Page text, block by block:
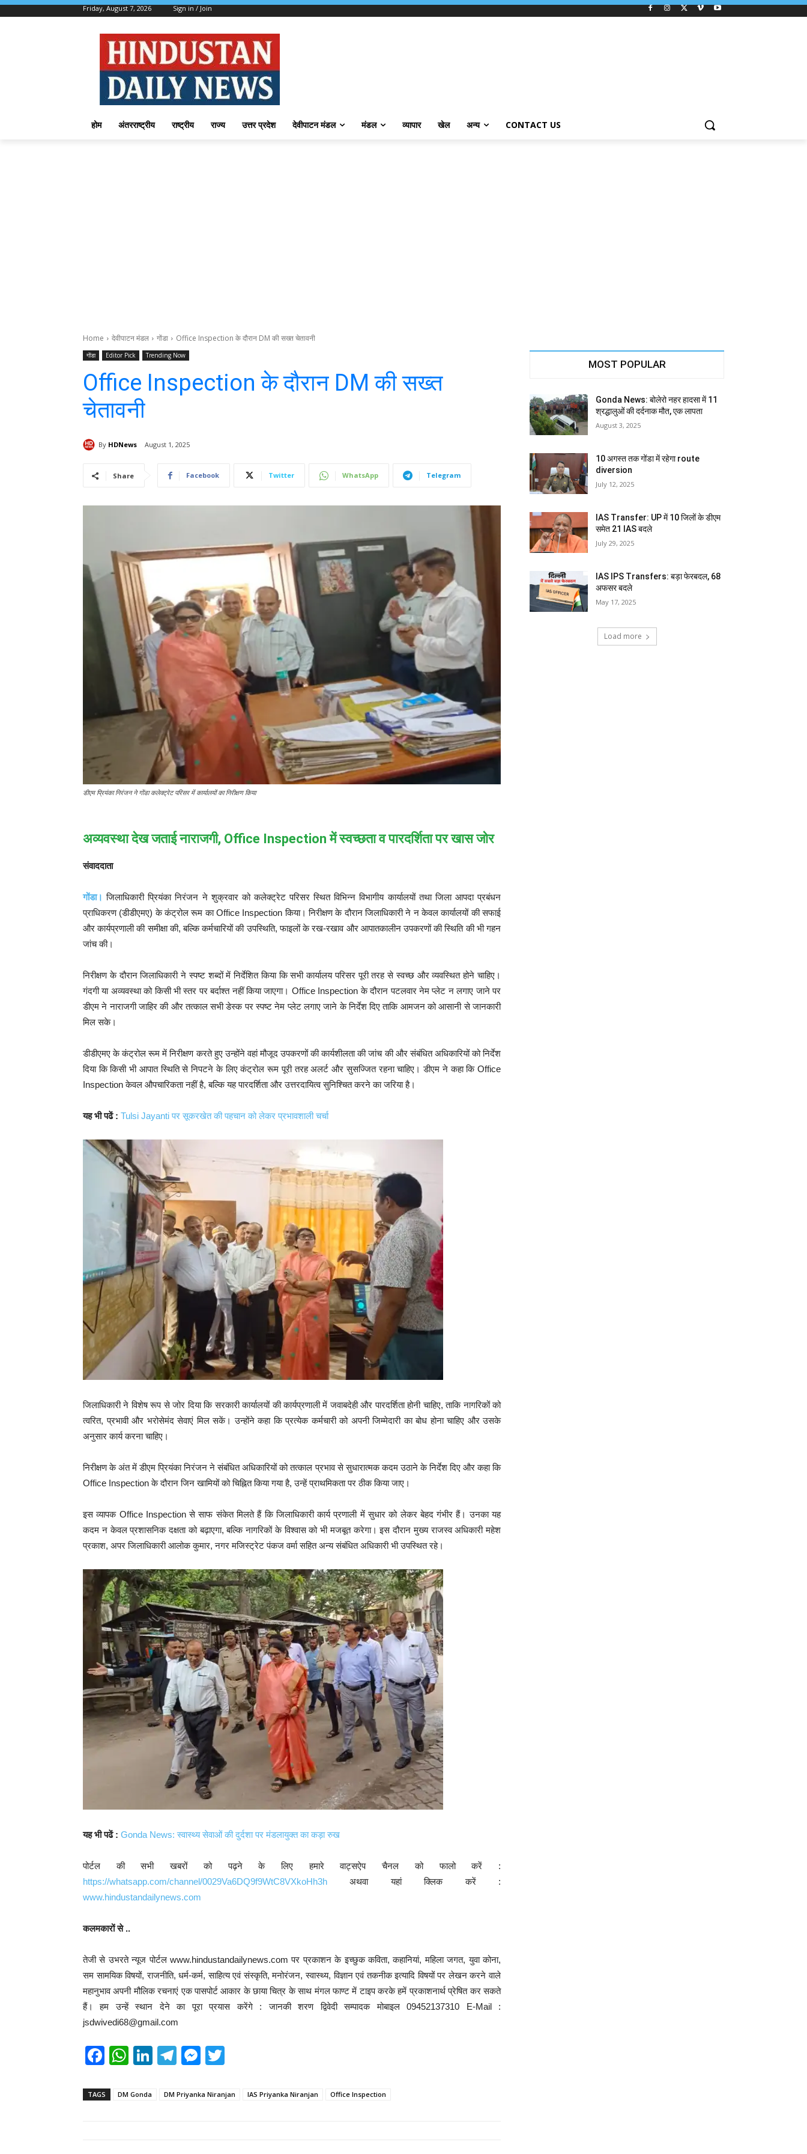
Friday, August 7, 2026 Sign in / Join
होम अंतरराष्ट्रीय राष्ट्रीय राज्य उत्तर प्रदेश देवीपाटन मंडल मंडल व्यापार खेल अन्य CONTACT US
Home देवीपाटन मंडल गोंडा Office Inspection के दौरान DM की सख्त चेतावनी
गोंडा Editor Pick Trending Now
Office Inspection के दौरान DM की सख्त
चेतावनी
By HDNews August 1, 2025
Share Facebook Twitter WhatsApp Telegram
डीएम प्रियंका निरंजन ने गोंडा कलेक्ट्रेट परिसर में कार्यालयों का निरीक्षण किया
अव्यवस्था देख जताई नाराजगी, Office Inspection में स्वच्छता व पारदर्शिता पर खास जोर
संवाददाता
गोंडा। जिलाधिकारी प्रियंका निरंजन ने शुक्रवार को कलेक्ट्रेट परिसर स्थित विभिन्न विभागीय कार्यालयों तथा जिला आपदा प्रबंधन
प्राधिकरण (डीडीएमए) के कंट्रोल रूम का Office Inspection किया। निरीक्षण के दौरान जिलाधिकारी ने न केवल कार्यालयों की सफाई
और कार्यप्रणाली की समीक्षा की, बल्कि कर्मचारियों की उपस्थिति, फाइलों के रख-रखाव और आपातकालीन उपकरणों की स्थिति की भी गहन
जांच की।
निरीक्षण के दौरान जिलाधिकारी ने स्पष्ट शब्दों में निर्देशित किया कि सभी कार्यालय परिसर पूरी तरह से स्वच्छ और व्यवस्थित होने चाहिए।
गंदगी या अव्यवस्था को किसी भी स्तर पर बर्दाश्त नहीं किया जाएगा। Office Inspection के दौरान पटलवार नेम प्लेट न लगाए जाने पर
डीएम ने नाराजगी जाहिर की और तत्काल सभी डेस्क पर स्पष्ट नेम प्लेट लगाए जाने के निर्देश दिए ताकि आमजन को आसानी से जानकारी
मिल सके।
डीडीएमए के कंट्रोल रूम में निरीक्षण करते हुए उन्होंने वहां मौजूद उपकरणों की कार्यशीलता की जांच की और संबंधित अधिकारियों को निर्देश
दिया कि किसी भी आपात स्थिति से निपटने के लिए कंट्रोल रूम पूरी तरह अलर्ट और सुसज्जित रहना चाहिए। डीएम ने कहा कि Office
Inspection केवल औपचारिकता नहीं है, बल्कि यह पारदर्शिता और उत्तरदायित्व सुनिश्चित करने का जरिया है।
यह भी पढें : Tulsi Jayanti पर सूकरखेत की पहचान को लेकर प्रभावशाली चर्चा
जिलाधिकारी ने विशेष रूप से जोर दिया कि सरकारी कार्यालयों की कार्यप्रणाली में जवाबदेही और पारदर्शिता होनी चाहिए, ताकि नागरिकों को
त्वरित, प्रभावी और भरोसेमंद सेवाएं मिल सकें। उन्होंने कहा कि प्रत्येक कर्मचारी को अपनी जिम्मेदारी का बोध होना चाहिए और उसके
अनुसार कार्य करना चाहिए।
निरीक्षण के अंत में डीएम प्रियंका निरंजन ने संबंधित अधिकारियों को तत्काल प्रभाव से सुधारात्मक कदम उठाने के निर्देश दिए और कहा कि
Office Inspection के दौरान जिन खामियों को चिह्नित किया गया है, उन्हें प्राथमिकता पर ठीक किया जाए।
इस व्यापक Office Inspection से साफ संकेत मिलते हैं कि जिलाधिकारी कार्य प्रणाली में सुधार को लेकर बेहद गंभीर हैं। उनका यह
कदम न केवल प्रशासनिक दक्षता को बढ़ाएगा, बल्कि नागरिकों के विश्वास को भी मजबूत करेगा। इस दौरान मुख्य राजस्व अधिकारी महेश
प्रकाश, अपर जिलाधिकारी आलोक कुमार, नगर मजिस्ट्रेट पंकज वर्मा सहित अन्य संबंधित अधिकारी भी उपस्थित रहे।
यह भी पढें : Gonda News: स्वास्थ्य सेवाओं की दुर्दशा पर मंडलायुक्त का कड़ा रुख
पोर्टल की सभी खबरों को पढ़ने के लिए हमारे वाट्सऐप चैनल को फालो करें :
https://whatsapp.com/channel/0029Va6DQ9f9WtC8VXkoHh3h अथवा यहां क्लिक करें :
www.hindustandailynews.com
कलमकारों से ..
तेजी से उभरते न्यूज पोर्टल www.hindustandailynews.com पर प्रकाशन के इच्छुक कविता, कहानियां, महिला जगत, युवा कोना,
सम सामयिक विषयों, राजनीति, धर्म-कर्म, साहित्य एवं संस्कृति, मनोरंजन, स्वास्थ्य, विज्ञान एवं तकनीक इत्यादि विषयों पर लेखन करने वाले
महानुभाव अपनी मौलिक रचनाएं एक पासपोर्ट आकार के छाया चित्र के साथ मंगल फाण्ट में टाइप करके हमें प्रकाशनार्थ प्रेषित कर सकते
हैं। हम उन्हें स्थान देने का पूरा प्रयास करेंगे : जानकी शरण द्विवेदी सम्पादक मोबाइल 09452137310 E-Mail :
jsdwivedi68@gmail.com
F
c
W
at
Li
T
e
M
ss tt
TAGS DM Gonda DM Priyanka Niranjan IAS Priyanka Niranjan Office Inspection
MOST POPULAR
Gonda News: बोलेरो नहर हादसा में 11
श्रद्धालुओं की दर्दनाक मौत, एक लापता
August 3, 2025
10 अगस्त तक गोंडा में रहेगा route
diversion
July 12, 2025
IAS Transfer: UP में 10 जिलों के डीएम
समेत 21 IAS बदले
July 29, 2025
IAS IPS Transfers: बड़ा फेरबदल, 68
अफसर बदले
May 17, 2025
Load more